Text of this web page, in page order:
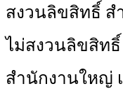
สงวนลิขสิทธิ์ ส
ไม่สงวนลิขสิท
สำนักงานใหญ่